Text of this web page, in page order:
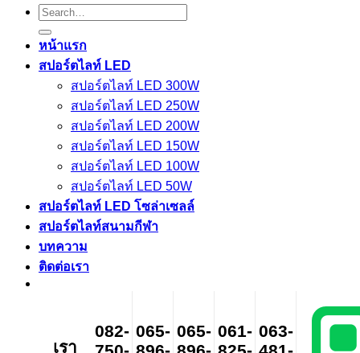
Search
for:
หน้าแรก
สปอร์ตไลท์ LED
สปอร์ตไลท์ LED 300W
สปอร์ตไลท์ LED 250W
สปอร์ตไลท์ LED 200W
สปอร์ตไลท์ LED 150W
สปอร์ตไลท์ LED 100W
สปอร์ตไลท์ LED 50W
สปอร์ตไลท์ LED โซล่าเซลล์
สปอร์ตไลท์สนามกีฬา
บทความ
ติดต่อเรา
เรา
082- 065- 065- 061- 063-